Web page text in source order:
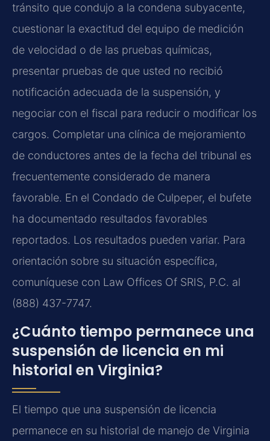
tránsito que condujo a la condena subyacente,
cuestionar la exactitud del equipo de medición
de velocidad o de las pruebas químicas,
presentar pruebas de que usted no recibió
notificación adecuada de la suspensión, y
negociar con el fiscal para reducir o modificar los
cargos. Completar una clínica de mejoramiento
de conductores antes de la fecha del tribunal es
frecuentemente considerado de manera
favorable. En el Condado de Culpeper, el bufete
ha documentado resultados favorables
reportados. Los resultados pueden variar. Para
orientación sobre su situación específica,
comuníquese con Law Offices Of SRIS, P.C. al
(888) 437-7747.
¿Cuánto tiempo permanece una
suspensión de licencia en mi
historial en Virginia?
El tiempo que una suspensión de licencia
permanece en su historial de manejo de Virginia